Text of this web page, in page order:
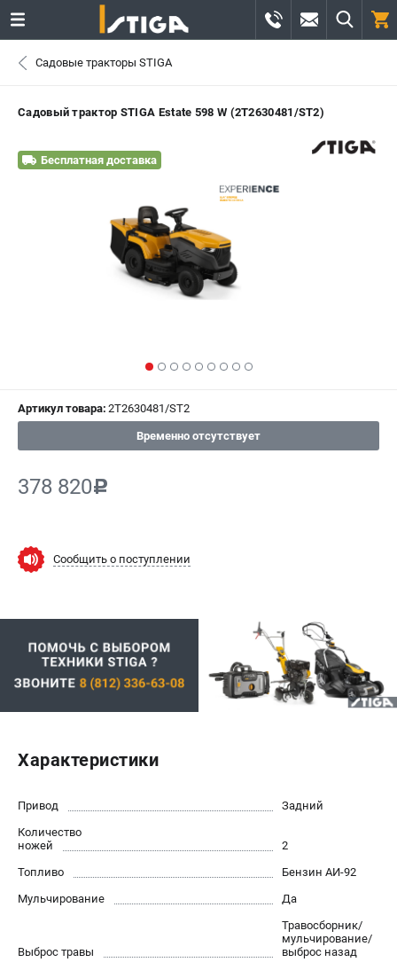
СРАВНЕНИЕ ( 0 )
ВХОД ИЛИ РЕГИСТРАЦИЯ
ЗАКАЗАТЬ ЗАПЧАСТЬ
- ЗАКАЗ ЗАПЧАСТЕЙ
+7 (812) 336-63-08 - ЗАКАЗ ИЗДЕЛИЙ
САНКТ-ПЕТЕРБУРГ
0 ₽
Политика обработки персональных данных
Сервисный центр
Возврат и обмен
ИНФОРМАЦИЯ
О бренде
Юридическим лицам
Контакты
Доставка
Оплата
Бонусная программа
Садовые тракторы STIGA
Садовый трактор STIGA Estate 598 W (2T2630481/ST2)
Бесплатная доставка
Артикул товара: 2T2630481/ST2
Временно отсутствует
378 820c
Сообщить о поступлении
Характеристики
Привод
Задний
Количество
ножей
2
Топливо
Бензин АИ-92
Мульчирование
Да
Выброс травы
Травосборник/
мульчирование/
выброс назад